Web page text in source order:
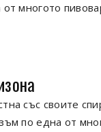
от многото
със своите
по една от